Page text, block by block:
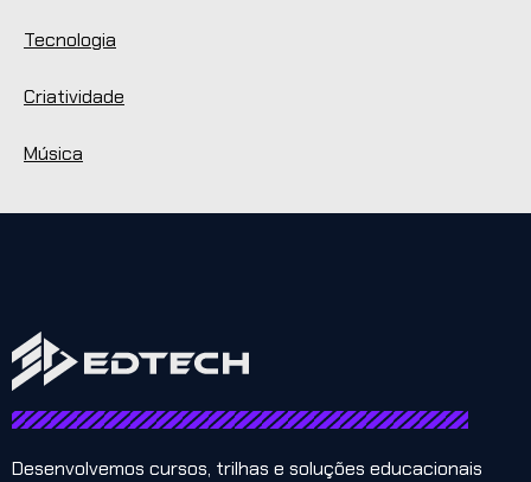
Tecnologia
Criatividade
Música
Desenvolvemos cursos, trilhas e soluções educacionais